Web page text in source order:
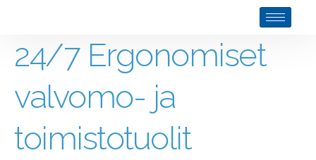
24/7 Ergonomiset
valvomo- ja
toimistotuolit